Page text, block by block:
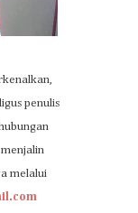
penulis
melalui